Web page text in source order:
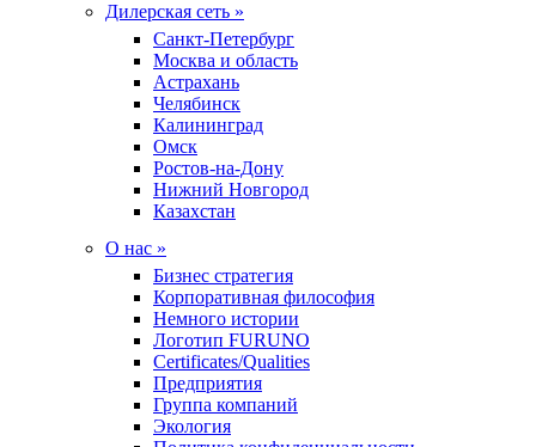
Дилерская сеть »
Санкт-Петербург
Москва и область
Астрахань
Челябинск
Калининград
Омск
Ростов-на-Дону
Нижний Новгород
Казахстан
О нас »
Бизнес стратегия
Корпоративная философия
Немного истории
Логотип FURUNO
Certificates/Qualities
Предприятия
Группа компаний
Экология